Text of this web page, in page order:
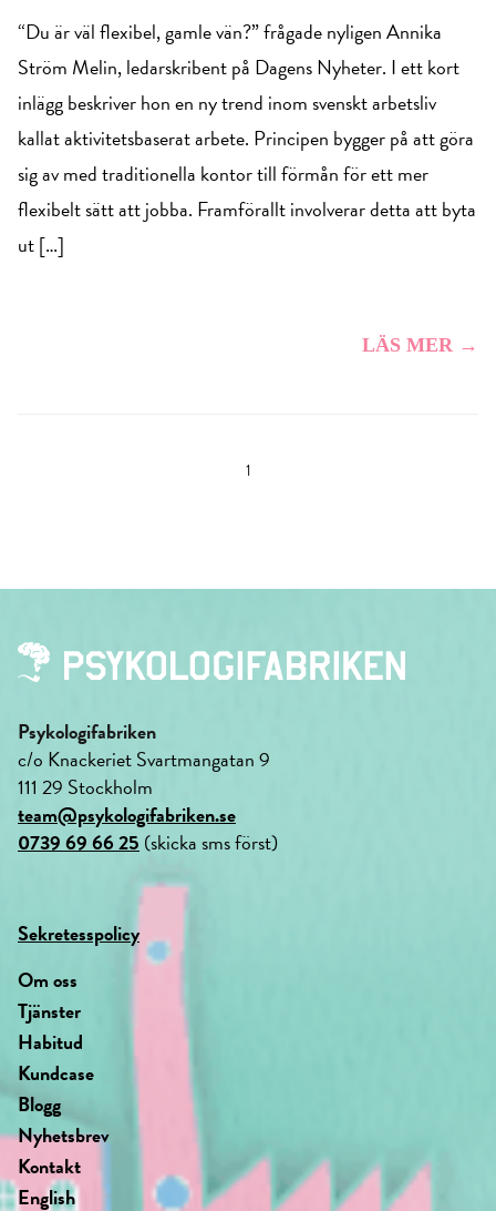
“Du är väl flexibel, gamle vän?” frågade nyligen Annika
Ström Melin, ledarskribent på Dagens Nyheter. I ett kort
inlägg beskriver hon en ny trend inom svenskt arbetsliv
kallat aktivitetsbaserat arbete. Principen bygger på att göra
sig av med traditionella kontor till förmån för ett mer
flexibelt sätt att jobba. Framförallt involverar detta att byta
ut […]
LÄS MER →
1
Psykologifabriken
c/o Knackeriet Svartmangatan 9
111 29 Stockholm
team@psykologifabriken.se
0739 69 66 25 (skicka sms först)
Sekretesspolicy
Om oss
Tjänster
Habitud
Kundcase
Blogg
Nyhetsbrev
Kontakt
English